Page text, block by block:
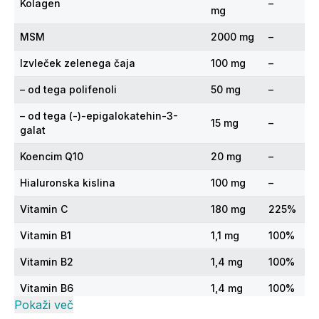
Kolagen
mg
–
MSM 2000 mg –
Izvleček zelenega čaja 100 mg –
– od tega polifenoli 50 mg –
– od tega (-)-epigalokatehin-3-
galat
15 mg –
Koencim Q10 20 mg –
Hialuronska kislina 100 mg –
Vitamin C 180 mg 225%
Vitamin B1 1,1 mg 100%
Vitamin B2 1,4 mg 100%
Vitamin B6 1,4 mg 100%
Pokaži več